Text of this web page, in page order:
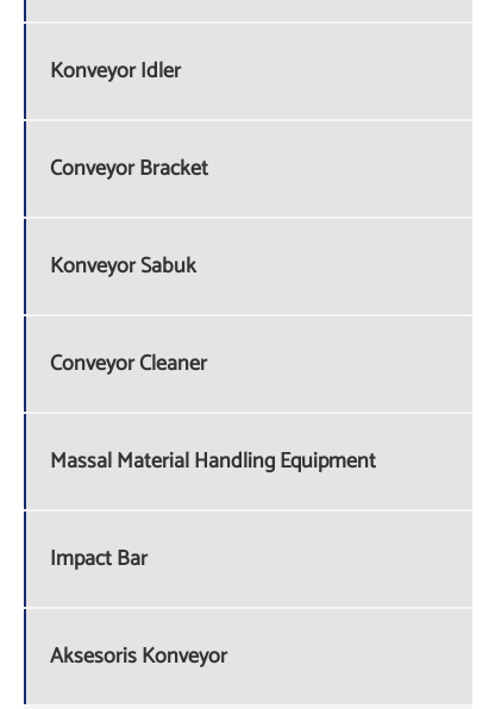
Konveyor Idler
Conveyor Bracket
Konveyor Sabuk
Conveyor Cleaner
Massal Material Handling Equipment
Impact Bar
Aksesoris Konveyor